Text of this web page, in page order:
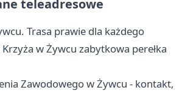
teleadresowe
Trasa prawie dla każdego
Krzyża w Żywcu zabytkowa perełka
Zawodowego w Żywcu - kontakt,